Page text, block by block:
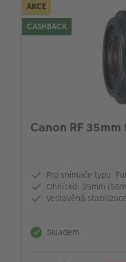
AKCE
CASHBACK
Canon RF
Pro snímače typu:
Ohnisko: 35mm
Vestavěná
Skladem